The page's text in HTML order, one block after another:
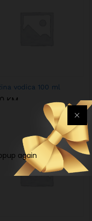
vodica 100 ml
KM
again